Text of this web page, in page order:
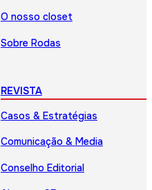
O nosso closet
Sobre Rodas
REVISTA
Casos & Estratégias
Comunicação & Media
Conselho Editorial